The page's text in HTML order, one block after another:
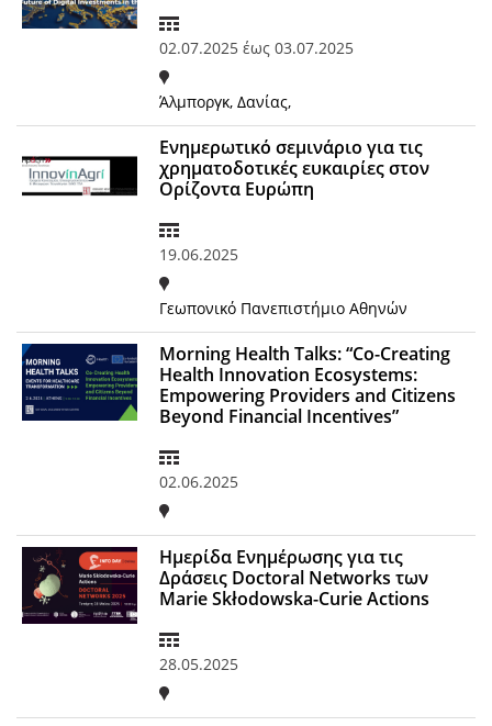
02.07.2025 έως 03.07.2025
Άλμποργκ, Δανίας,
Ενημερωτικό σεμινάριο για τις
χρηματοδοτικές ευκαιρίες στον
Ορίζοντα Ευρώπη
19.06.2025
Γεωπονικό Πανεπιστήμιο Αθηνών
Morning Health Talks: “Co-Creating
Health Innovation Ecosystems:
Empowering Providers and Citizens
Beyond Financial Incentives”
02.06.2025
Ημερίδα Ενημέρωσης για τις
Δράσεις Doctoral Networks των
Marie Skłodowska-Curie Actions
28.05.2025